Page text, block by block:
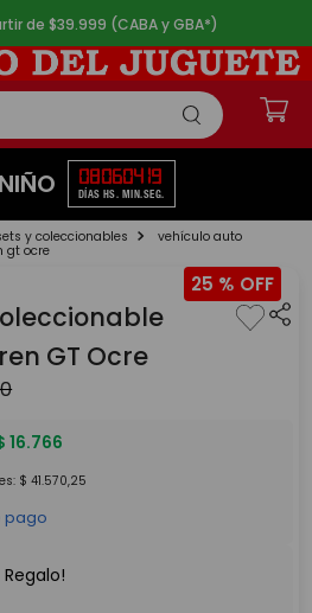
de $39.999 (CABA y GBA*)
08
DÍAS
06
HS.
04
MIN.
19
SEG.
y coleccionables vehículo auto
gt ocre
25 %
GT Ocre
16.766
$ 41.570,25
pago
Regalo!